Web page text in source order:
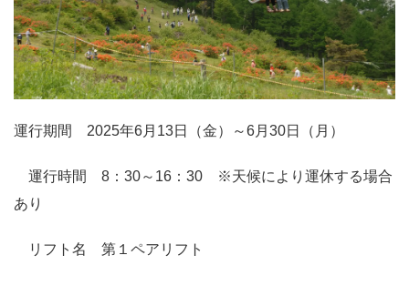
運行期間 2025年6月13日（金）～6月30日（月）
運行時間 8：30～16：30 ※天候により運休する場合
あり
リフト名 第１ペアリフト